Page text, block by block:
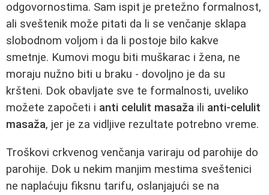
odgovornostima. Sam ispit je pretežno formalnost,
ali sveštenik može pitati da li se venčanje sklapa
slobodnom voljom i da li postoje bilo kakve
smetnje. Kumovi mogu biti muškarac i žena, ne
moraju nužno biti u braku - dovoljno je da su
kršteni. Dok obavljate sve te formalnosti, uveliko
možete započeti i anti celulit masaža ili anti-celulit
masaža, jer je za vidljive rezultate potrebno vreme.
Troškovi crkvenog venčanja variraju od parohije do
parohije. Dok u nekim manjim mestima sveštenici
ne naplaćuju fiksnu tarifu, oslanjajući se na